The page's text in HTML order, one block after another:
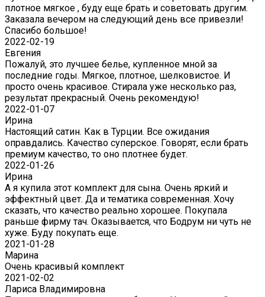
плотное мягкое , буду еще брать и советовать другим.
Заказала вечером на следующий день все привезли!
Спасибо большое!
2022-02-19
Евгения
Пожалуй, это лучшее белье, купленное мной за
последние годы. Мягкое, плотное, шелковистое. И
просто очень красивое. Стирала уже несколько раз,
результат прекрасный. Очень рекомендую!
2022-01-07
Ирина
Настоящий сатин. Как в Турции. Все ожидания
оправдались. Качество суперское. Говорят, если брать
премиум качество, то оно плотнее будет.
2022-01-26
Ирина
А я купила этот комплект для сына. Очень яркий и
эффектный цвет. Да и тематика современная. Хочу
сказать, что качество реально хорошее. Покупала
раньше фирму тач. Оказывается, что Бодрум ни чуть не
хуже. Буду покупать еще.
2021-01-28
Марина
Очень красивый комплект
2021-02-02
Лариса Владимировна